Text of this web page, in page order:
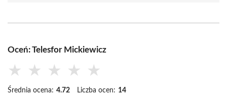
Oceń: Telesfor Mickiewicz
★ ★ ★ ★ ★
Średnia ocena: 4.72 Liczba ocen: 14